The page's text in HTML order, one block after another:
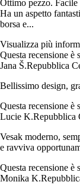
Ottimo pezzo. Facile
Ha un aspetto
borsa e...
Visualizza più
Questa recensione è
Jana Š.Repubblica
Bellissimo design,
Questa recensione è
Lucie K.Repubblica
Vesak moderno,
e ravviva
Questa recensione è
Monika K.